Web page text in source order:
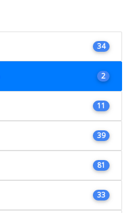
34
2
11
39
81
33